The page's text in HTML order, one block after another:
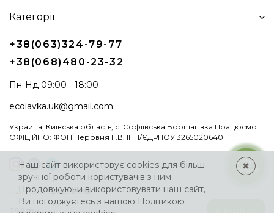
398грн.
Категорії
+38(063)324-79-77
+38(068)480-23-32
Пн-Нд 09:00 - 18:00
ecolavka.uk@gmail.com
Украина, Київська область, с. Софіївська Борщагівка.Працюємо
ОФІЦІЙНО: ФОП Неровня Г.В. ІПН/ЄДРПОУ 3265020640
Наш сайт використовує cookies для більш
зручної роботи користувачів з ним.
Продовжуючи використовувати наш сайт,
Ви погоджуєтесь з нашою Політикою
✖